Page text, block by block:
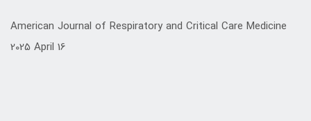
American Journal of Respiratory and Critical Care Medicine
2025 April 16